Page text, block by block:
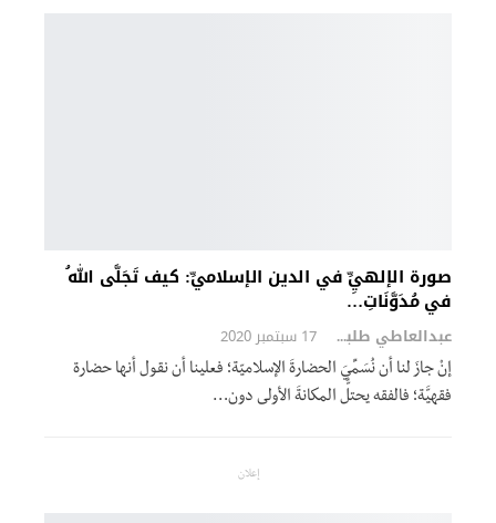
صورة الإلهيِِّ في الدين الإسلاميِّ: كيف تَجَلَّى اللهُ
في مُدَوَّنَاتِ…
عبدالعاطي طلبة 17 سبتمبر 2020
إنْ جازَ لنا أن نُسَمِّيَ الحضارةَ الإسلاميّة؛ فعلينا أن نقول أنها حضارة
فقهيَّة؛ فالفقه يحتلُّ المكانةَ الأولى دون…
إعلان